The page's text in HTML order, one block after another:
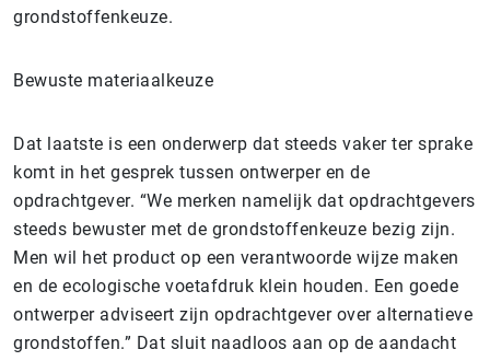
grondstoffenkeuze.
Bewuste materiaalkeuze
Dat laatste is een onderwerp dat steeds vaker ter sprake
komt in het gesprek tussen ontwerper en de
opdrachtgever. “We merken namelijk dat opdrachtgevers
steeds bewuster met de grondstoffenkeuze bezig zijn.
Men wil het product op een verantwoorde wijze maken
en de ecologische voetafdruk klein houden. Een goede
ontwerper adviseert zijn opdrachtgever over alternatieve
grondstoffen.” Dat sluit naadloos aan op de aandacht